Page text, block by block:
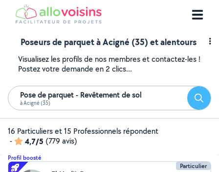
Poseurs de parquet à Acigné (35) et alentours
Visualisez les profils de nos membres et contactez-les !
Postez votre demande en 2 clics...
Pose de parquet - Revêtement de sol
à Acigné (35)
16 Particuliers et 15 Professionnels répondent
-
4,7/5 (779 avis)
Profil boosté
Particulier